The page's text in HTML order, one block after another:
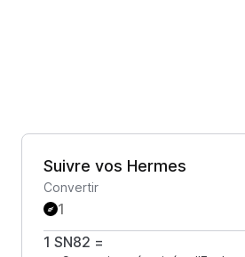
Suivre vos Hermes
Convertir
1 SN82 =